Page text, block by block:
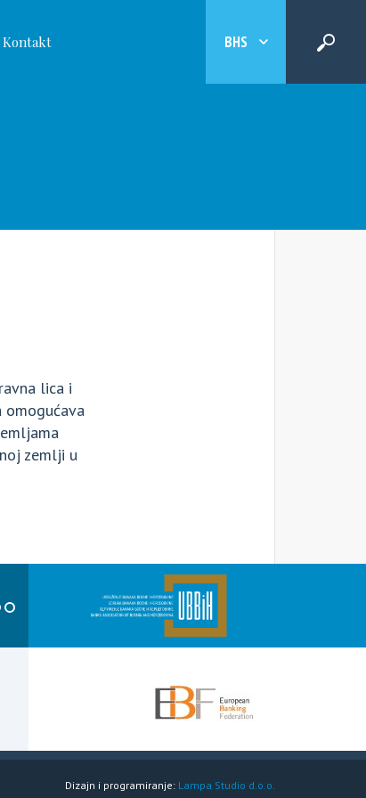
Kontakt BHS
lica i
omogućava
zemlji u
Dizajn i programiranje: Lampa Studio d.o.o.